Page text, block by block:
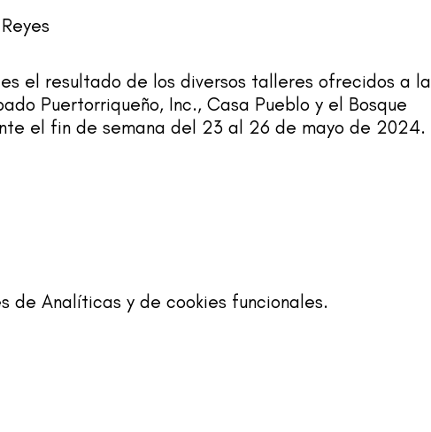
el resultado de los diversos talleres ofrecidos a la
Puertorriqueño, Inc., Casa Pueblo y el Bosque
el fin de semana del 23 al 26 de mayo de 2024.
de Analíticas y de cookies funcionales.